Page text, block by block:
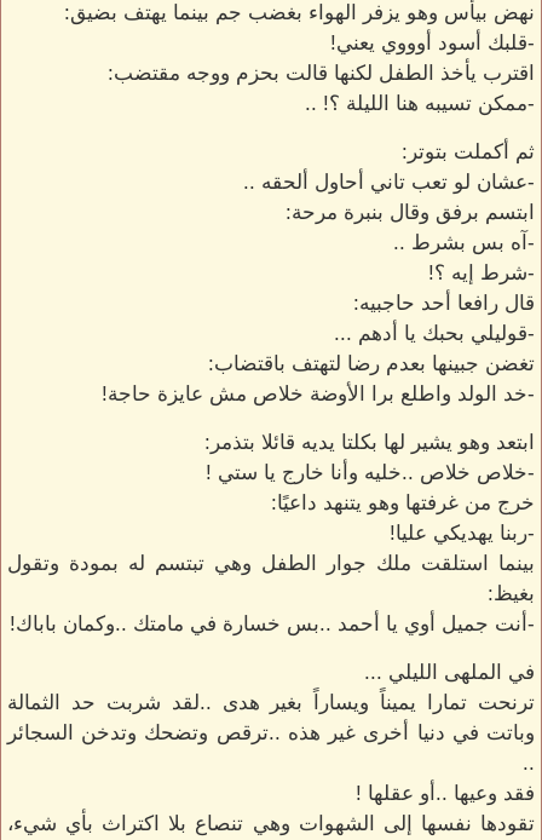
نهض بيأس وهو يزفر الهواء بغضب جم بينما يهتف بضيق:
-قلبك أسود أوووي يعني!
اقترب يأخذ الطفل لكنها قالت بحزم ووجه مقتضب:
-ممكن تسيبه هنا الليلة ؟! ..
ثم أكملت بتوتر:
-عشان لو تعب تاني أحاول ألحقه ..
ابتسم برفق وقال بنبرة مرحة:
-آه بس بشرط ..
-شرط إيه ؟!
قال رافعا أحد حاجبيه:
-قوليلي بحبك يا أدهم ...
تغضن جبينها بعدم رضا لتهتف باقتضاب:
-خد الولد واطلع برا الأوضة خلاص مش عايزة حاجة!
ابتعد وهو يشير لها بكلتا يديه قائلا بتذمر:
-خلاص خلاص ..خليه وأنا خارج يا ستي !
خرج من غرفتها وهو يتنهد داعيًا:
-ربنا يهديكي عليا!
بينما استلقت ملك جوار الطفل وهي تبتسم له بمودة وتقول
بغيظ:
-أنت جميل أوي يا أحمد ..بس خسارة في مامتك ..وكمان باباك!
في الملهى الليلي ...
ترنحت تمارا يميناً ويساراً بغير هدى ..لقد شربت حد الثمالة
وباتت في دنيا أخرى غير هذه ..ترقص وتضحك وتدخن السجائر
..
فقد وعيها ..أو عقلها !
تقودها نفسها إلى الشهوات وهي تنصاع بلا اكتراث بأي شيء،